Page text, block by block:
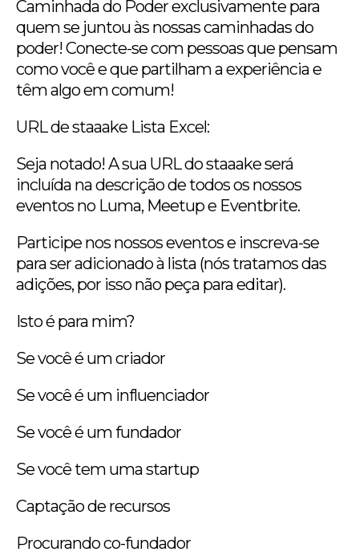
Caminhada do Poder exclusivamente para
quem se juntou às nossas caminhadas do
poder! Conecte-se com pessoas que pensam
como você e que partilham a experiência e
têm algo em comum!
URL de staaake Lista Excel:
Seja notado! A sua URL do staaake será
incluída na descrição de todos os nossos
eventos no Luma, Meetup e Eventbrite.
Participe nos nossos eventos e inscreva-se
para ser adicionado à lista (nós tratamos das
adições, por isso não peça para editar).
Isto é para mim?
Se você é um criador
Se você é um influenciador
Se você é um fundador
Se você tem uma startup
Captação de recursos
Procurando co-fundador